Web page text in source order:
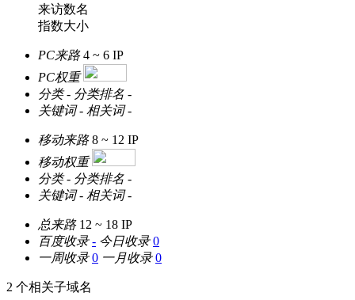
来访数名
指数大小
PC来路 4 ~ 6 IP
PC权重
分类 - 分类排名 -
关键词 - 相关词 -
移动来路 8 ~ 12 IP
移动权重
分类 - 分类排名 -
关键词 - 相关词 -
总来路 12 ~ 18 IP
百度收录 - 今日收录 0
一周收录 0 一月收录 0
2 个相关子域名